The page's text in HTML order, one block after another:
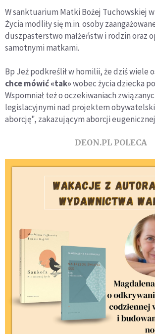
W sanktuarium Matki Bożej Tuchowskiej
Życia modliły się m.in. osoby
duszpasterstwo małżeństw i rodzin oraz
samotnymi matkami.
Bp Jeż podkreślił w homilii, że dziś wiele
chce mówić «tak»wobec życia dziecka
Wspomniał też o oczekiwaniach
legislacyjnymi nad projektem
aborcję", zakazującym aborcji
DEON.PL POLECA